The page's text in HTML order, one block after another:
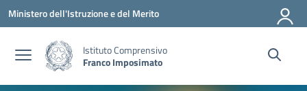
Vai ai contenuti
Vai al menu di navigazione
Vai al footer
Ministero dell'Istruzione e del Merito
Istituto Comprensivo
Franco Imposimato